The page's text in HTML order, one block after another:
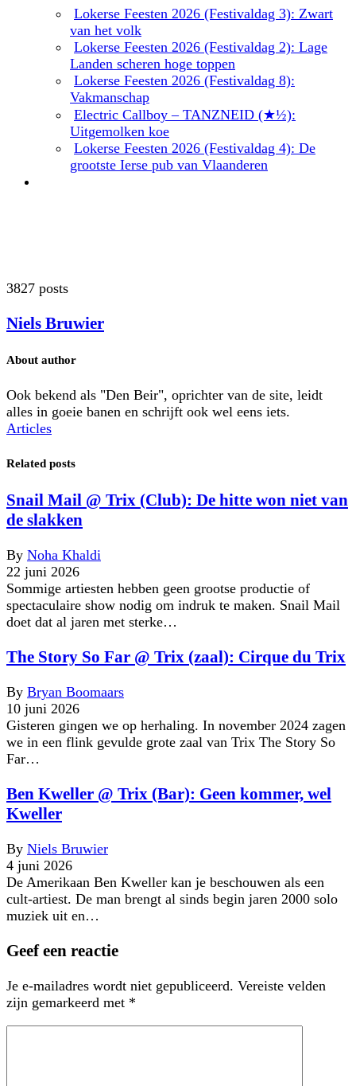
Lokerse Feesten 2026 (Festivaldag 3): Zwart
van het volk
Lokerse Feesten 2026 (Festivaldag 2): Lage
Landen scheren hoge toppen
Lokerse Feesten 2026 (Festivaldag 8):
Vakmanschap
Electric Callboy – TANZNEID (★½):
Uitgemolken koe
Lokerse Feesten 2026 (Festivaldag 4): De
grootste Ierse pub van Vlaanderen
3827 posts
Niels Bruwier
About author
Ook bekend als "Den Beir", oprichter van de site, leidt
alles in goeie banen en schrijft ook wel eens iets.
Articles
Related posts
Snail Mail @ Trix (Club): De hitte won niet van
de slakken
By Noha Khaldi
22 juni 2026
Sommige artiesten hebben geen grootse productie of
spectaculaire show nodig om indruk te maken. Snail Mail
doet dat al jaren met sterke…
The Story So Far @ Trix (zaal): Cirque du Trix
By Bryan Boomaars
10 juni 2026
Gisteren gingen we op herhaling. In november 2024 zagen
we in een flink gevulde grote zaal van Trix The Story So
Far…
Ben Kweller @ Trix (Bar): Geen kommer, wel
Kweller
By Niels Bruwier
4 juni 2026
De Amerikaan Ben Kweller kan je beschouwen als een
cult-artiest. De man brengt al sinds begin jaren 2000 solo
muziek uit en…
Geef een reactie
Je e-mailadres wordt niet gepubliceerd. Vereiste velden
zijn gemarkeerd met *